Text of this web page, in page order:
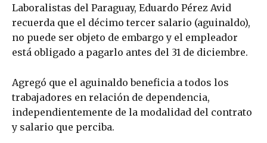
Laboralistas del Paraguay, Eduardo Pérez Avid
recuerda que el décimo tercer salario (aguinaldo),
no puede ser objeto de embargo y el empleador
está obligado a pagarlo antes del 31 de diciembre.
Agregó que el aguinaldo beneficia a todos los
trabajadores en relación de dependencia,
independientemente de la modalidad del contrato
y salario que perciba.